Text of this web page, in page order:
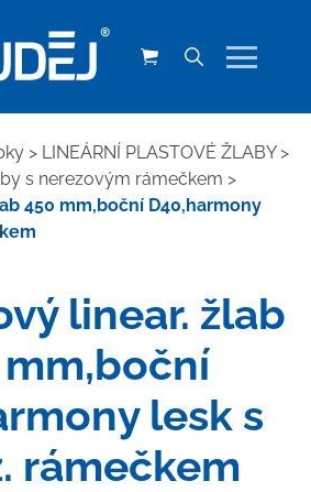
> LINEÁRNÍ PLASTOVÉ ŽLABY>
s nerezovým rámečkem >
450 mm,boční D40,harmony
linear. žlab
lesk s
rámečkem